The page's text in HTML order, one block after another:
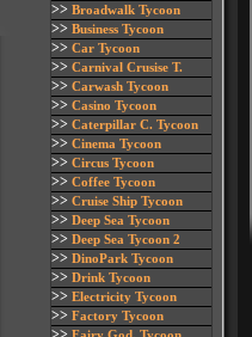
>> Broadwalk Tycoon
>> Business Tycoon
>> Car Tycoon
>> Carnival Crusise T.
>> Carwash Tycoon
>> Casino Tycoon
>> Caterpillar C. Tycoon
>> Cinema Tycoon
>> Circus Tycoon
>> Coffee Tycoon
>> Cruise Ship Tycoon
>> Deep Sea Tycoon
>> Deep Sea Tycoon 2
>> DinoPark Tycoon
>> Drink Tycoon
>> Electricity Tycoon
>> Factory Tycoon